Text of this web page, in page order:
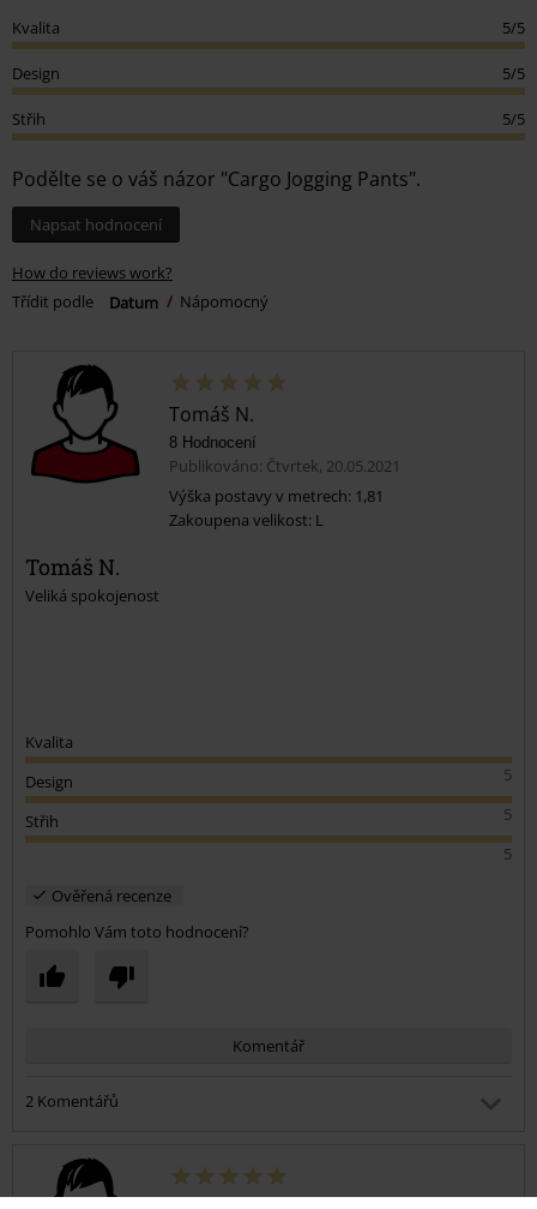
Kvalita
5/5
Design 5/5
Střih 5/5
Podělte se o váš názor "Cargo Jogging Pants".
Napsat hodnocení
How do reviews work?
Třídit podle
Datum Nápomocný
Tomáš N.
8 Hodnocení
Publikováno: Čtvrtek, 20.05.2021
Výška postavy v metrech: 1,81
Zakoupena velikost: L
Tomáš N.
Veliká spokojenost
Kvalita
5
Design
5
Střih
5
Ověřená recenze
Pomohlo Vám toto hodnocení?
Komentář
2 Komentářů
Publikováno: Úterý, 03.01.2023 4:50:14 AM
Dobrý den. Mají poklopec na zip prosím pěkně ?